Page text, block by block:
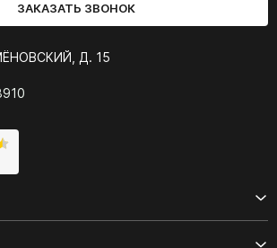
ЗАКАЗАТЬ ЗВОНОК
Д. 15